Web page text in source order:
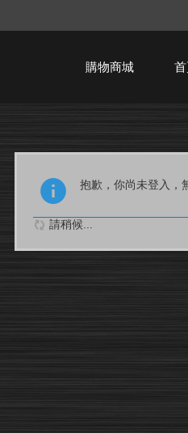
購物商城
抱歉，你尚未登入，
請稍候...